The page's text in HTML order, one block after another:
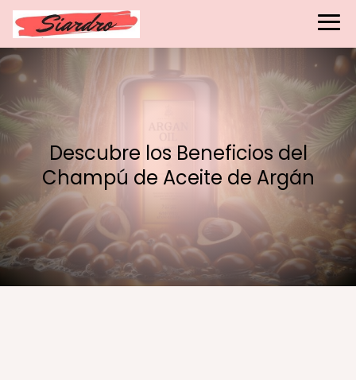
Descubre los Beneficios del
Champú de Aceite de Argán